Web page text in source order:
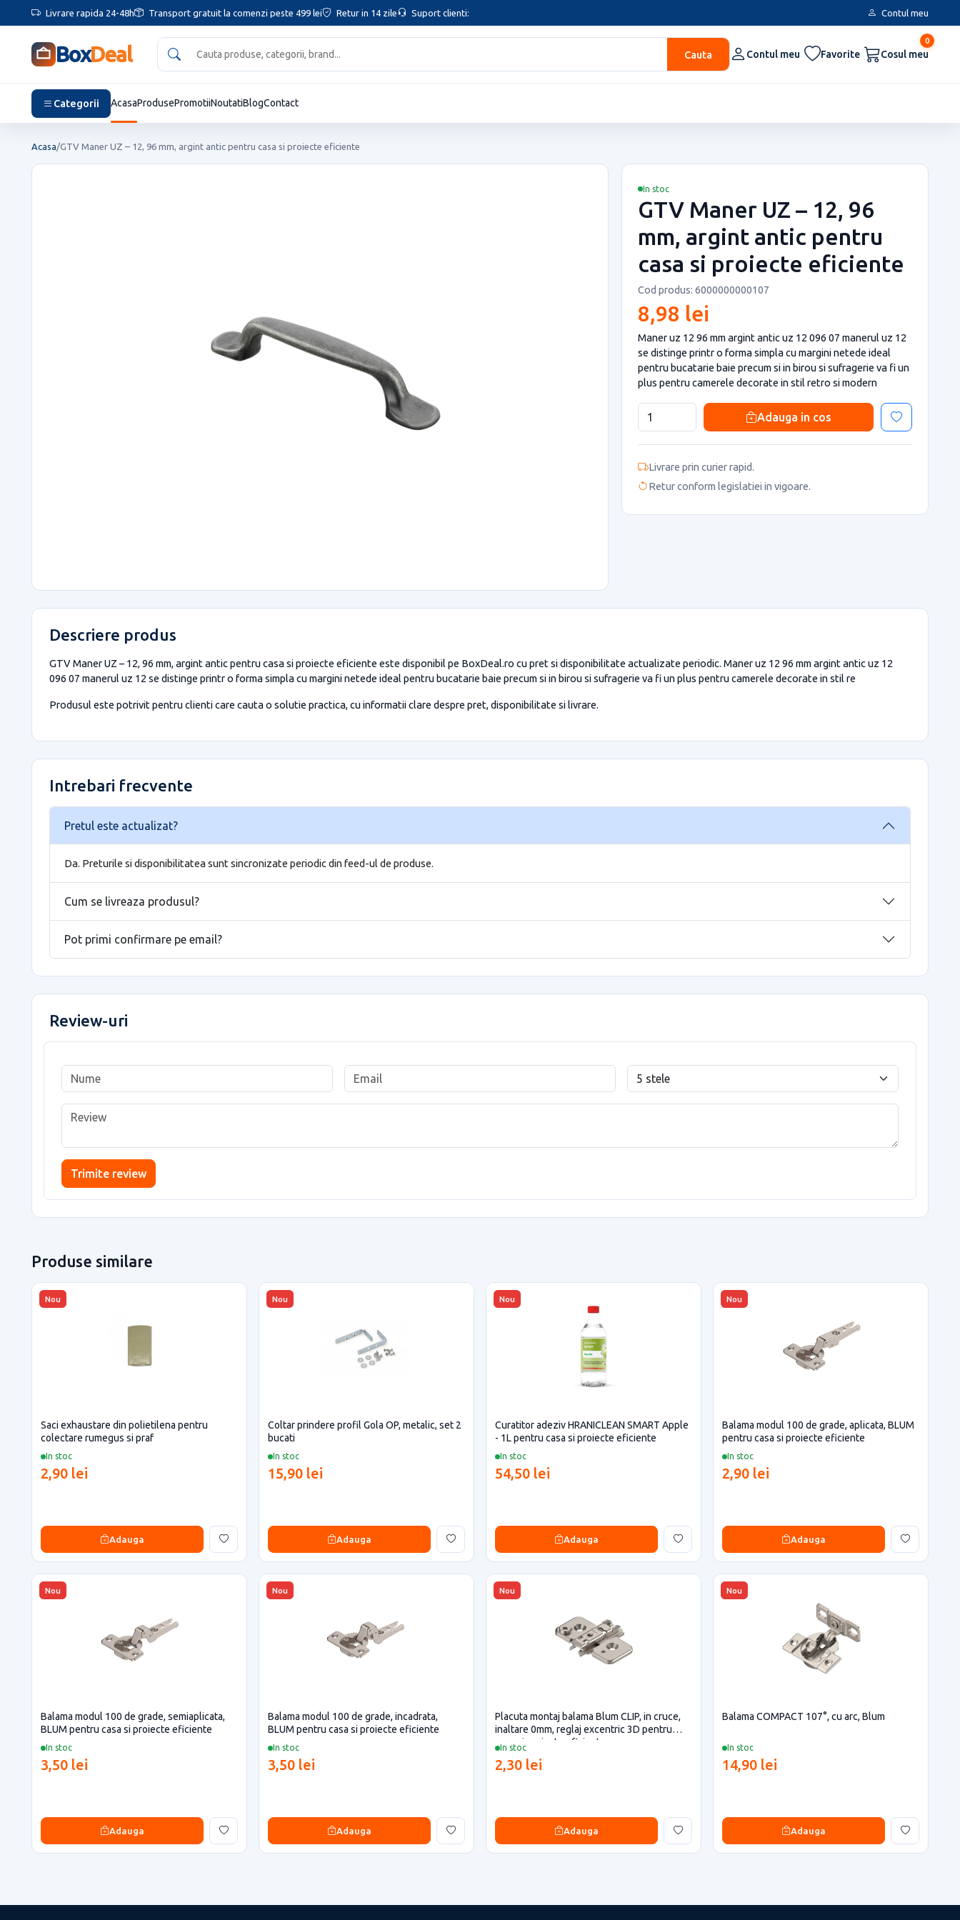
Livrare rapida 24-48h Transport gratuit la comenzi peste 499 lei Retur in 14 zile Suport clienti: Contul meu
BoxDeal Cauta Contul meu Favorite
0
Cosul meu
Categorii AcasaProdusePromotiiNoutatiBlogContact
Acasa/GTV Maner UZ – 12, 96 mm, argint antic pentru casa si proiecte eficiente
In stoc
GTV Maner UZ – 12, 96
mm, argint antic pentru
casa si proiecte eficiente
Cod produs: 6000000000107
8,98 lei
Maner uz 12 96 mm argint antic uz 12 096 07 manerul uz 12
se distinge printr o forma simpla cu margini netede ideal
pentru bucatarie baie precum si in birou si sufragerie va fi un
plus pentru camerele decorate in stil retro si modern
Adauga in cos
Livrare prin curier rapid.
Retur conform legislatiei in vigoare.
Descriere produs
GTV Maner UZ – 12, 96 mm, argint antic pentru casa si proiecte eficiente este disponibil pe BoxDeal.ro cu pret si disponibilitate actualizate periodic. Maner uz 12 96 mm argint antic uz 12
096 07 manerul uz 12 se distinge printr o forma simpla cu margini netede ideal pentru bucatarie baie precum si in birou si sufragerie va fi un plus pentru camerele decorate in stil re
Produsul este potrivit pentru clienti care cauta o solutie practica, cu informatii clare despre pret, disponibilitate si livrare.
Intrebari frecvente
Pretul este actualizat?
Da. Preturile si disponibilitatea sunt sincronizate periodic din feed-ul de produse.
Cum se livreaza produsul?
Pot primi confirmare pe email?
Review-uri
Trimite review
Produse similare
Nou
In stoc
Saci exhaustare din polietilena pentru
colectare rumegus si praf
2,90 lei
Adauga
Nou
In stoc
Coltar prindere profil Gola OP, metalic, set 2
bucati
15,90 lei
Adauga
Nou
In stoc
Curatitor adeziv HRANICLEAN SMART Apple
- 1L pentru casa si proiecte eficiente
54,50 lei
Adauga
Nou
In stoc
Balama modul 100 de grade, aplicata, BLUM
pentru casa si proiecte eficiente
2,90 lei
Adauga
Nou
In stoc
Balama modul 100 de grade, semiaplicata,
BLUM pentru casa si proiecte eficiente
3,50 lei
Adauga
Nou
In stoc
Balama modul 100 de grade, incadrata,
BLUM pentru casa si proiecte eficiente
3,50 lei
Adauga
Nou
In stoc
Placuta montaj balama Blum CLIP, in cruce,
inaltare 0mm, reglaj excentric 3D pentru
casa si proiecte eficiente
2,30 lei
Adauga
Nou
In stoc
Balama COMPACT 107°, cu arc, Blum
14,90 lei
Adauga